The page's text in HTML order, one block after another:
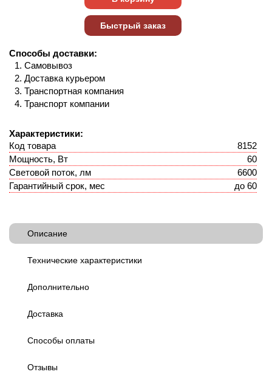
Способы доставки:
Самовывоз
Доставка курьером
Транспортная компания
Транспорт компании
Характеристики:
Код товара
8152
Мощность, Вт
60
Световой поток, лм
6600
Гарантийный срок, мес
до 60
Описание
Технические характеристики
Дополнительно
Доставка
Способы оплаты
Отзывы